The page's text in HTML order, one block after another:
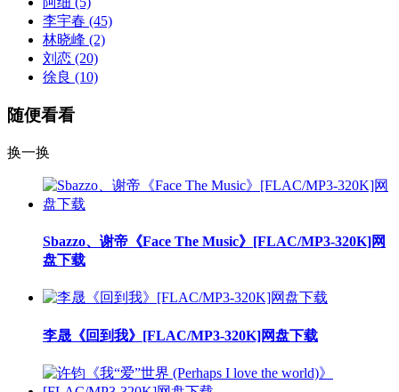
李宇春 (45)
林晓峰 (2)
刘恋 (20)
徐良 (10)
随便看看
换一换
Sbazzo、谢帝《Face The Music》[FLAC/MP3-320K]网
盘下载
李晟《回到我》[FLAC/MP3-320K]网盘下载